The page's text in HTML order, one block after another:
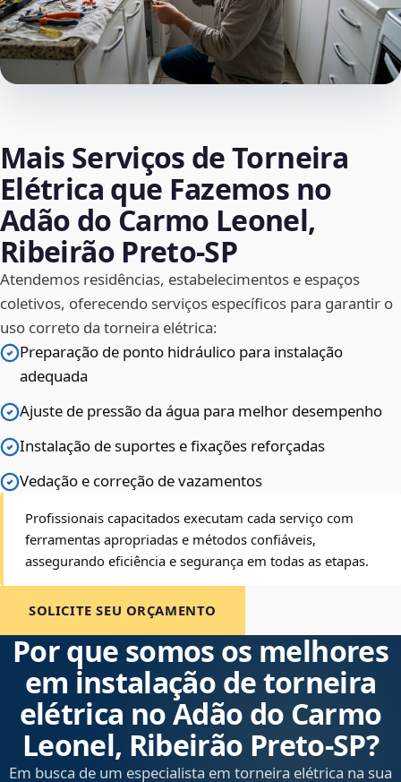
Mais Serviços de Torneira
Elétrica que Fazemos no
Adão do Carmo Leonel,
Ribeirão Preto‑SP
Atendemos residências, estabelecimentos e espaços
coletivos, oferecendo serviços específicos para garantir o
uso correto da torneira elétrica:
Preparação de ponto hidráulico para instalação
adequada
Ajuste de pressão da água para melhor desempenho
Instalação de suportes e fixações reforçadas
Vedação e correção de vazamentos
Profissionais capacitados executam cada serviço com
ferramentas apropriadas e métodos confiáveis,
assegurando eficiência e segurança em todas as etapas.
SOLICITE SEU ORÇAMENTO
Por que somos os melhores
em instalação de torneira
elétrica no Adão do Carmo
Leonel, Ribeirão Preto‑SP?
Em busca de um especialista em torneira elétrica na sua